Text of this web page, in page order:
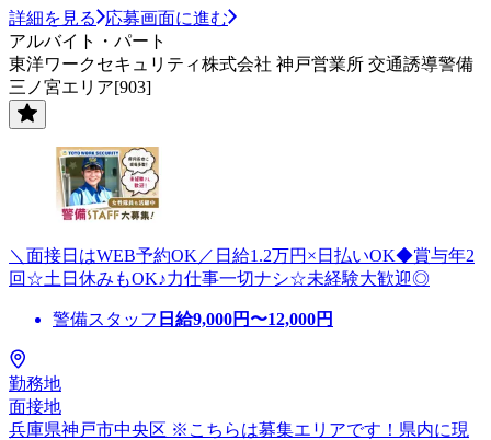
詳細を見る
応募画面に進む
アルバイト・パート
東洋ワークセキュリティ株式会社 神戸営業所 交通誘導警備
三ノ宮エリア[903]
＼面接日はWEB予約OK／日給1.2万円×日払いOK◆賞与年2
回☆土日休みもOK♪力仕事一切ナシ☆未経験大歓迎◎
警備スタッフ 日給9,000円〜12,000円
勤務地
面接地
兵庫県神戸市中央区 ※こちらは募集エリアです！県内に現